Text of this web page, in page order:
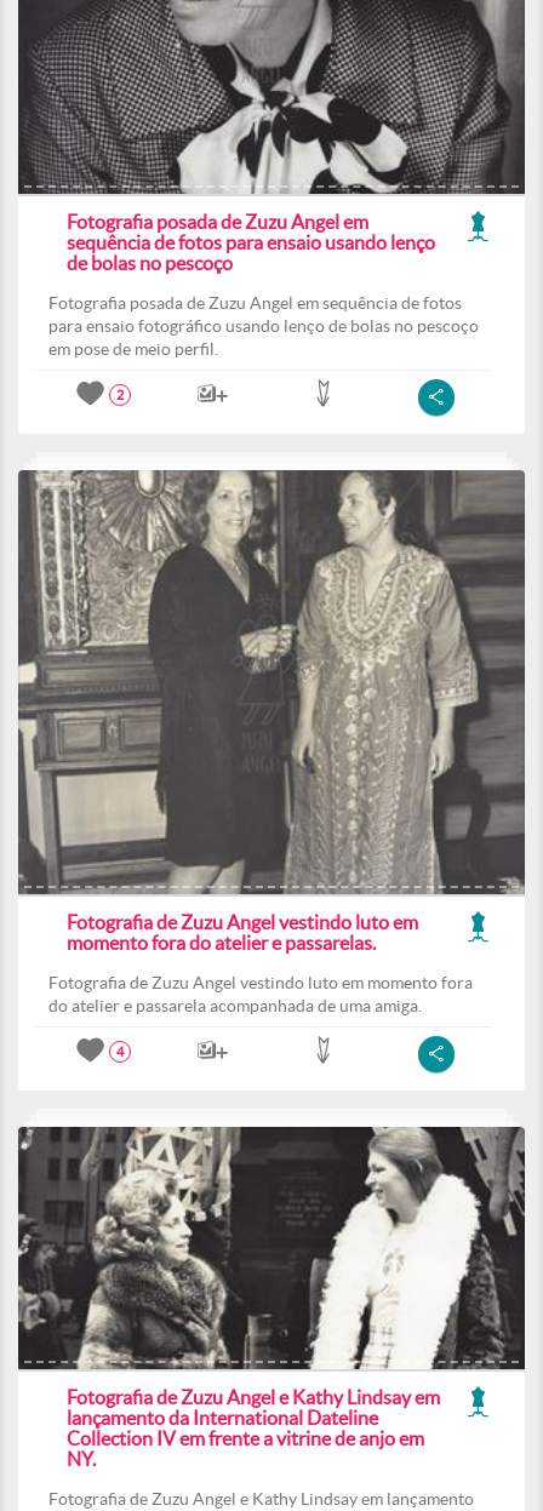
Fotografia posada de Zuzu Angel em
sequência de fotos para ensaio usando lenço
de bolas no pescoço
Fotografia posada de Zuzu Angel em sequência de fotos
para ensaio fotográfico usando lenço de bolas no pescoço
em pose de meio perfil.
2
Fotografia de Zuzu Angel vestindo luto em
momento fora do atelier e passarelas.
Fotografia de Zuzu Angel vestindo luto em momento fora
do atelier e passarela acompanhada de uma amiga.
4
Fotografia de Zuzu Angel e Kathy Lindsay em
lançamento da International Dateline
Collection IV em frente a vitrine de anjo em
NY.
Fotografia de Zuzu Angel e Kathy Lindsay em lançamento